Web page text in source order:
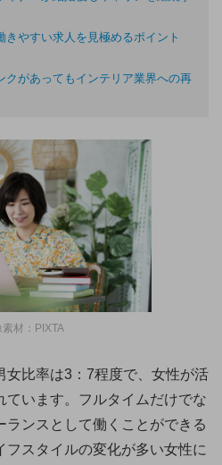
きやすい求人を見極めるポイント
クがあってもインテリア業界への再
素材：PIXTA
女比率は3：7程度で、女性が活
ています。フルタイムだけでな
ランスとして働くことができる
フスタイルの変化が多い女性に